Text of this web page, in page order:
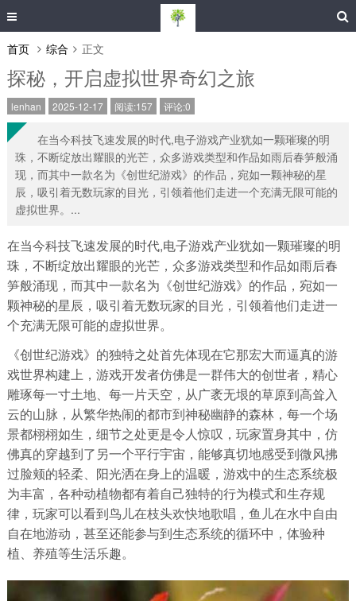
首页 综合 正文
探秘，开启虚拟世界奇幻之旅
lenhan 2025-12-17 阅读:157 评论:0
在当今科技飞速发展的时代,电子游戏产业犹如一颗璀璨的明
珠，不断绽放出耀眼的光芒，众多游戏类型和作品如雨后春笋般涌
现，而其中一款名为《创世纪游戏》的作品，宛如一颗神秘的星
辰，吸引着无数玩家的目光，引领着他们走进一个充满无限可能的
虚拟世界。...
在当今科技飞速发展的时代,电子游戏产业犹如一颗璀璨的明
珠，不断绽放出耀眼的光芒，众多游戏类型和作品如雨后春
笋般涌现，而其中一款名为《创世纪游戏》的作品，宛如一
颗神秘的星辰，吸引着无数玩家的目光，引领着他们走进一
个充满无限可能的虚拟世界。
《创世纪游戏》的独特之处首先体现在它那宏大而逼真的游
戏世界构建上，游戏开发者仿佛是一群伟大的创世者，精心
雕琢每一寸土地、每一片天空，从广袤无垠的草原到高耸入
云的山脉，从繁华热闹的都市到神秘幽静的森林，每一个场
景都栩栩如生，细节之处更是令人惊叹，玩家置身其中，仿
佛真的穿越到了另一个平行宇宙，能够真切地感受到微风拂
过脸颊的轻柔、阳光洒在身上的温暖，游戏中的生态系统极
为丰富，各种动植物都有着自己独特的行为模式和生存规
律，玩家可以看到鸟儿在枝头欢快地歌唱，鱼儿在水中自由
自在地游动，甚至还能参与到生态系统的循环中，体验种
植、养殖等生活乐趣。